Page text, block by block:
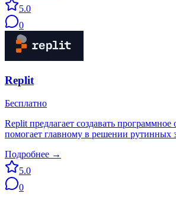
5.0
0
Replit
Бесплатно
Replit предлагает создавать
помогает главному в решении рутинных
Подробнее →
5.0
0